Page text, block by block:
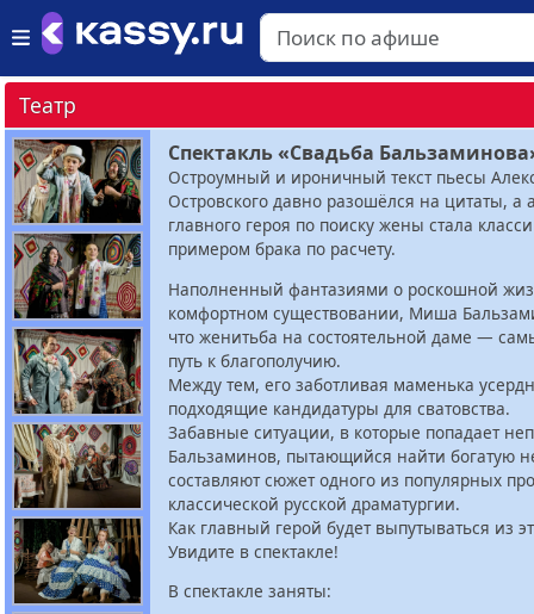
Театр
Спектакль «Свадьба
Остроумный и ироничный текст пьесы
Островского давно разошёлся на цитаты, а
главного героя по поиску жены стала
примером брака по расчету.
Наполненный фантазиями о роскошной
комфортном существовании, Миша
что женитьба на состоятельной даме —
путь к благополучию.
Между тем, его заботливая маменька
подходящие кандидатуры для сватовства.
Забавные ситуации, в которые попадает
Бальзаминов, пытающийся найти богатую
составляют сюжет одного из популярных
классической русской драматургии.
Как главный герой будет выпутываться из
Увидите в спектакле!
В спектакле заняты: